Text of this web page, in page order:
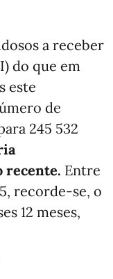
a receber
do que em
este
de
245 532
recente. Entre
recorde-se, o
12 meses,